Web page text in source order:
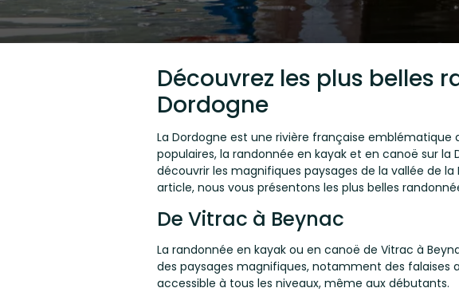
Découvrez les plus belles
Dordogne
La Dordogne est une rivière française
populaires, la randonnée en kayak et en canoë sur
découvrir les magnifiques paysages de la vallée de
article, nous vous présentons les plus belles
De Vitrac à Beynac
La randonnée en kayak ou en canoë de Vitrac à
des paysages magnifiques, notamment des falaises
accessible à tous les niveaux, même aux débutants.